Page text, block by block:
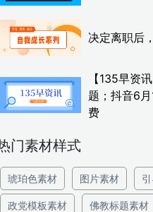
决定离职后
【135早资
题；抖音6
费
门素材样式
琥珀色素材 图片素材
政党模板素材 佛教标题素材